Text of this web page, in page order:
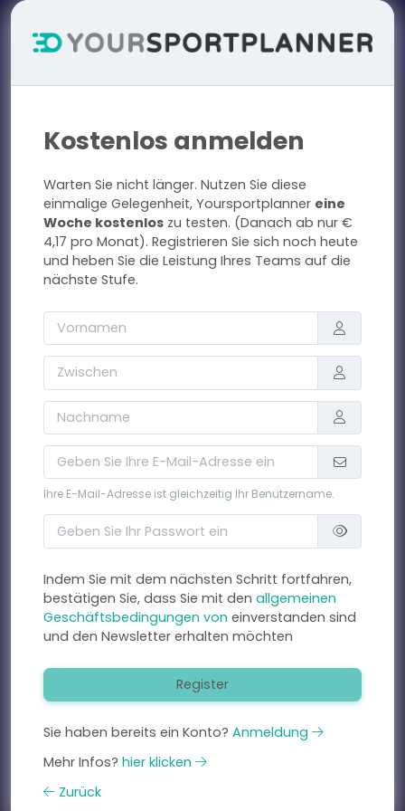
Kostenlos anmelden
Warten Sie nicht länger. Nutzen Sie diese
einmalige Gelegenheit, Yoursportplanner eine
Woche kostenlos zu testen. (Danach ab nur €
4,17 pro Monat). Registrieren Sie sich noch heute
und heben Sie die Leistung Ihres Teams auf die
nächste Stufe.
Ihre E-Mail-Adresse ist gleichzeitig Ihr Benutzername.
Indem Sie mit dem nächsten Schritt fortfahren,
bestätigen Sie, dass Sie mit den allgemeinen
Geschäftsbedingungen von einverstanden sind
und den Newsletter erhalten möchten
Register
Sie haben bereits ein Konto? Anmeldung
Mehr Infos? hier klicken
Zurück